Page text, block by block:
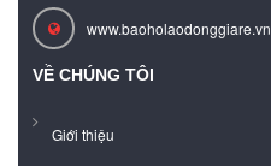
www.baoholaodonggiare.vn
VỀ CHÚNG TÔI
Giới thiệu